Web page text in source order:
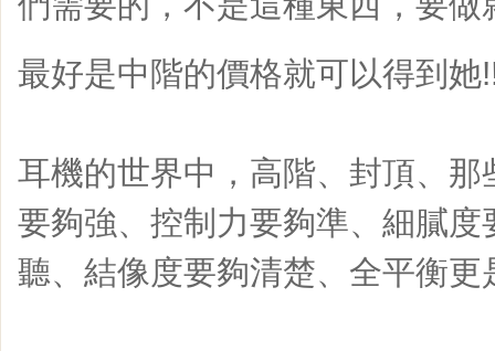
最好是中階的價格就可以得到她
耳機的世界中，高階、封頂、
要夠強、控制力要夠準、細膩
聽、結像度要夠清楚、全平衡更